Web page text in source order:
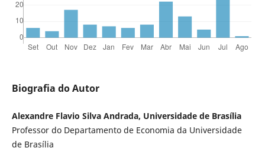
Biografia do Autor
Alexandre Flavio Silva Andrada, Universidade de Brasília
Professor do Departamento de Economia da Universidade
de Brasília